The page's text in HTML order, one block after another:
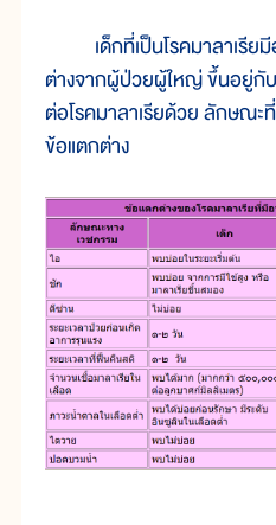
เด็กที่เป็นโรคมาลาเรียมี
ต่างจากผู้ป่วยผู้ใหญ่ ขึ้นอยู่กั
ต่อโรคมาลาเรียด้วย ลักษณะ
ข้อแตกต่าง